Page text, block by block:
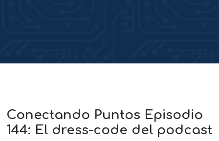
Conectando Puntos Episodio
144: El dress-code del podcast